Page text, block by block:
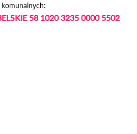
58 1020 3235 0000 5502